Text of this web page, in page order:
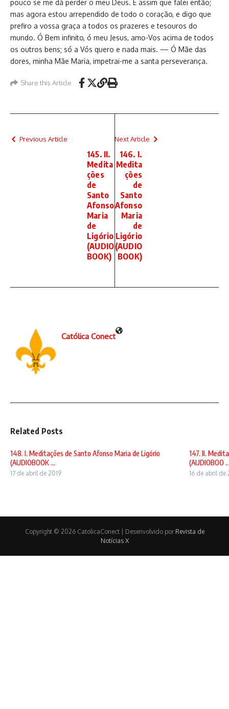
pouco se me dá perder o meu Deus. É assim que falei então;
mas agora estou arrependido de todo o coração, e digo que
prefiro a vossa graça a todos os prazeres e tesouros do
mundo. Ó Bem infinito, ó meu Jesus, amo-Vos acima de todos
os outros bens; só a Vós quero e nada mais. — Ó Mãe das
dores, minha Mãe Maria, impetrai-me a santa perseverança.
Share this Article
Previous Article
145. II.
Medita
ções
de
Santo
Afonso
Maria
de
Ligório
(AUDIO
BOOK)
Next Article
146. I.
Medita
ções
de
Santo
Afonso
Maria
de
Ligório
(AUDIO
BOOK)
Católica Conect
Related Posts
148. I. Meditações de Santo Afonso Maria de Ligório
(AUDIOBOOK ...
17 de abril de 2019
147. II.
(AUDIOBOO
16 de abril de
Copyright © 2026 CatolicaConect | Desenvolvido por Revista de
Notícias X